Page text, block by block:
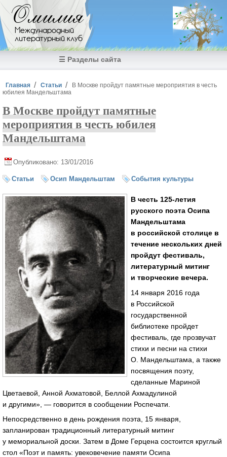
Перейти к основному содержанию
Омилия
Международный
литературный клуб
☰ Разделы сайта
Вы здесь
Главная Статьи
В Москве пройдут памятные мероприятия в честь
юбилея Мандельштама
В Москве пройдут памятные
мероприятия в честь юбилея
Мандельштама
Опубликовано: 13/01/2016
Статьи Осип Мандельштам События культуры
В честь 125-летия
русского поэта Осипа
Мандельштама
в российской столице в
течение нескольких дней
пройдут фестиваль,
литературный митинг
и творческие вечера.
14 января 2016 года
в Российской
государственной
библиотеке пройдет
фестиваль, где прозвучат
стихи и песни на стихи
О. Мандельштама, а также
посвящения поэту,
сделанные Мариной
Цветаевой, Анной Ахматовой, Беллой Ахмадулиной
и другими», — говорится в сообщении Роспечати.
Непосредственно в день рождения поэта, 15 января,
запланирован традиционный литературный митинг
у мемориальной доски. Затем в Доме Герцена состоится круглый
стол «Поэт и память: увековечение памяти Осипа